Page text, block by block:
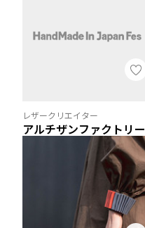
レザークリエイター
アルチザンファクトリー